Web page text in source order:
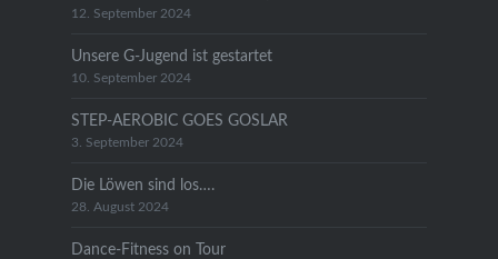
12. September 2024
Unsere G-Jugend ist gestartet
10. September 2024
STEP-AEROBIC GOES GOSLAR
3. September 2024
Die Löwen sind los….
28. August 2024
Dance-Fitness on Tour